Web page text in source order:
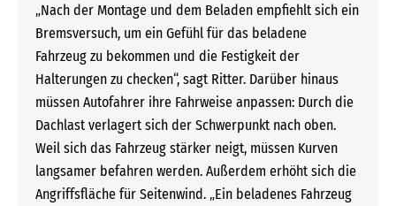
„Nach der Montage und dem Beladen empfiehlt sich ein
Bremsversuch, um ein Gefühl für das beladene
Fahrzeug zu bekommen und die Festigkeit der
Halterungen zu checken“, sagt Ritter. Darüber hinaus
müssen Autofahrer ihre Fahrweise anpassen: Durch die
Dachlast verlagert sich der Schwerpunkt nach oben.
Weil sich das Fahrzeug stärker neigt, müssen Kurven
langsamer befahren werden. Außerdem erhöht sich die
Angriffsfläche für Seitenwind. „Ein beladenes Fahrzeug